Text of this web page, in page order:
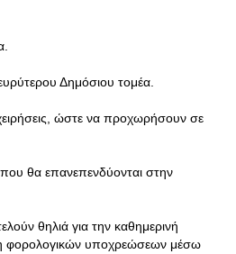
Δημόσιου τομέα.
ώστε να προχωρήσουν σε
θα επανεπενδύονται στην
θηλιά για την καθημερινή
φορολογικών υποχρεώσεων μέσω